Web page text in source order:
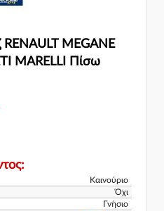
MEGANE
MARELLI Πίσω
Καινούριο
Όχι
Γνήσιο